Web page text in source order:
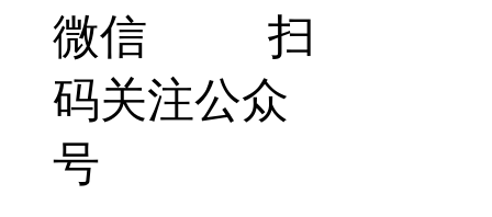
微信 扫
码关注公众
号